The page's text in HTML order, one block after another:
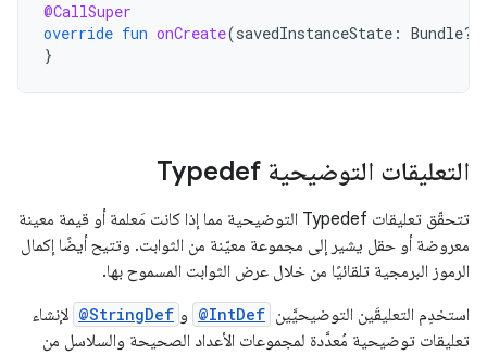
@CallSuper
override fun onCreate(savedInstanceState : Bundle?)
}
التعليقات التوضيحية Typedef
تتحقّق تعليقات Typedef التوضيحية مما إذا كانت مَعلمة أو قيمة معينة
معروضة أو حقل يشير إلى مجموعة معيّنة من الثوابت. وتتيح أيضًا إكمال
الرموز البرمجية تلقائيًا من خلال عرض الثوابت المسموح بها.
استخدِم التعليقَين التوضيحيَّين @IntDef و @StringDef لإنشاء
تعليقات توضيحية مُعدَّدة لمجموعات الأعداد الصحيحة والسلاسل من